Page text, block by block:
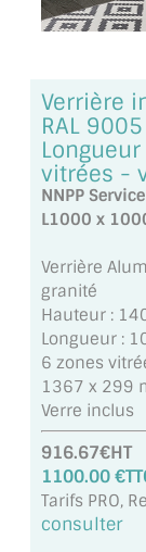
MIROIR SUR
MIROIR
LOTS DE
MIROIR
MIROIR DE
MIROIR
MIROIR
MIROIR
MIROIR
MIROIR TV
Verrière
RAL
vitrées -
NNPP
L1000 x
Verrière
granité
Hauteur :
Longueur :
6 zones
1367 x 299
Verre inclus
916.67€HT
1100.00
Tarifs PRO,
consulter